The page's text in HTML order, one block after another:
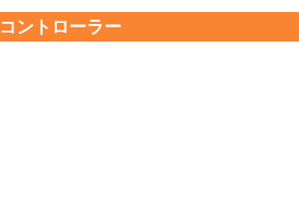
コントローラー